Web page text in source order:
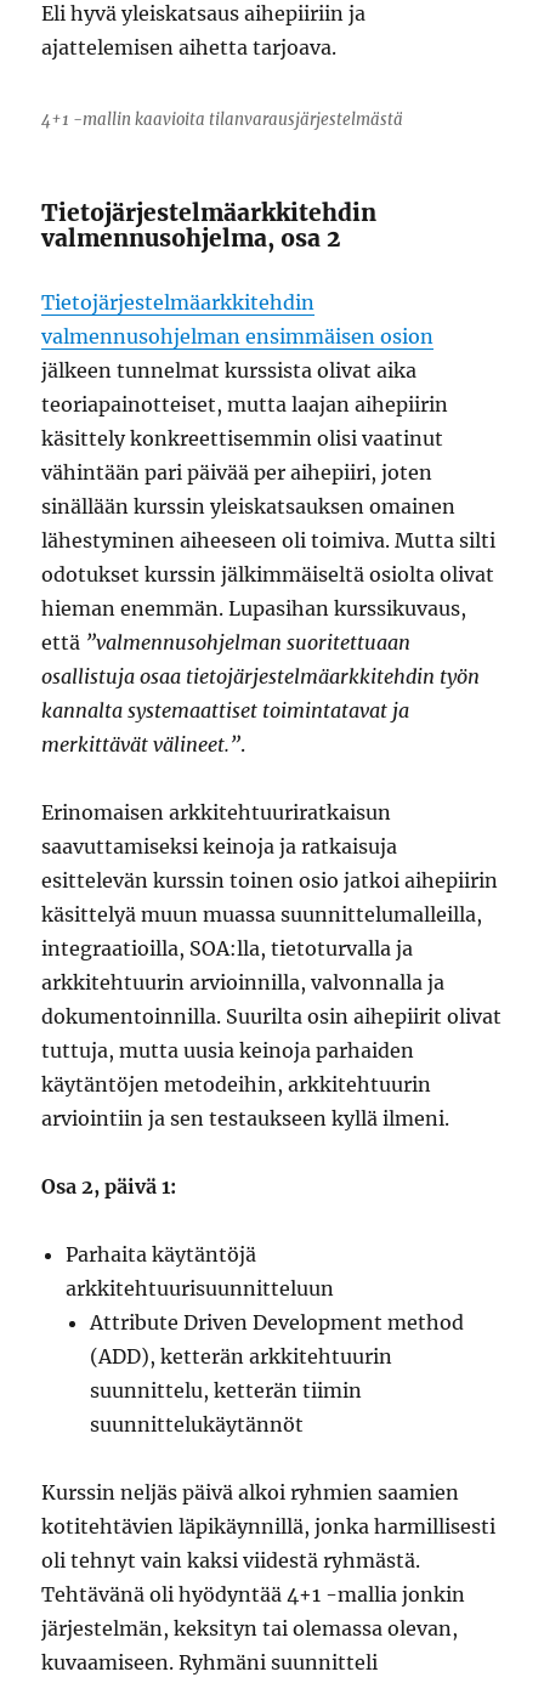
Eli hyvä yleiskatsaus aihepiiriin ja
ajattelemisen aihetta tarjoava.
4+1 -mallin kaavioita tilanvarausjärjestelmästä
Tietojärjestelmäarkkitehdin
valmennusohjelma, osa 2
Tietojärjestelmäarkkitehdin
valmennusohjelman ensimmäisen osion
jälkeen tunnelmat kurssista olivat aika
teoriapainotteiset, mutta laajan aihepiirin
käsittely konkreettisemmin olisi vaatinut
vähintään pari päivää per aihepiiri, joten
sinällään kurssin yleiskatsauksen omainen
lähestyminen aiheeseen oli toimiva. Mutta silti
odotukset kurssin jälkimmäiseltä osiolta olivat
hieman enemmän. Lupasihan kurssikuvaus,
että ”valmennusohjelman suoritettuaan
osallistuja osaa tietojärjestelmäarkkitehdin työn
kannalta systemaattiset toimintatavat ja
merkittävät välineet.”.
Erinomaisen arkkitehtuuriratkaisun
saavuttamiseksi keinoja ja ratkaisuja
esittelevän kurssin toinen osio jatkoi aihepiirin
käsittelyä muun muassa suunnittelumalleilla,
integraatioilla, SOA:lla, tietoturvalla ja
arkkitehtuurin arvioinnilla, valvonnalla ja
dokumentoinnilla. Suurilta osin aihepiirit olivat
tuttuja, mutta uusia keinoja parhaiden
käytäntöjen metodeihin, arkkitehtuurin
arviointiin ja sen testaukseen kyllä ilmeni.
Osa 2, päivä 1:
Parhaita käytäntöjä
arkkitehtuurisuunnitteluun
Attribute Driven Development method
(ADD), ketterän arkkitehtuurin
suunnittelu, ketterän tiimin
suunnittelukäytännöt
Kurssin neljäs päivä alkoi ryhmien saamien
kotitehtävien läpikäynnillä, jonka harmillisesti
oli tehnyt vain kaksi viidestä ryhmästä.
Tehtävänä oli hyödyntää 4+1 -mallia jonkin
järjestelmän, keksityn tai olemassa olevan,
kuvaamiseen. Ryhmäni suunnitteli